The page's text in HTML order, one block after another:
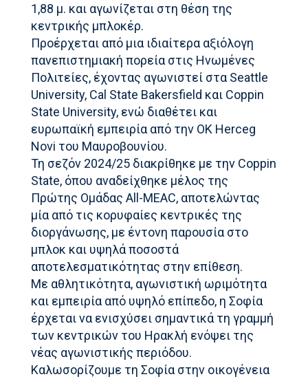
1,88 μ. και αγωνίζεται στη θέση της
κεντρικής μπλοκέρ.
Προέρχεται από μια ιδιαίτερα αξιόλογη
πανεπιστημιακή πορεία στις Ηνωμένες
Πολιτείες, έχοντας αγωνιστεί στα Seattle
University, Cal State Bakersfield και Coppin
State University, ενώ διαθέτει και
ευρωπαϊκή εμπειρία από την OK Herceg
Novi του Μαυροβουνίου.
Τη σεζόν 2024/25 διακρίθηκε με την Coppin
State, όπου αναδείχθηκε μέλος της
Πρώτης Ομάδας All-MEAC, αποτελώντας
μία από τις κορυφαίες κεντρικές της
διοργάνωσης, με έντονη παρουσία στο
μπλοκ και υψηλά ποσοστά
αποτελεσματικότητας στην επίθεση.
Με αθλητικότητα, αγωνιστική ωριμότητα
και εμπειρία από υψηλό επίπεδο, η Σοφία
έρχεται να ενισχύσει σημαντικά τη γραμμή
των κεντρικών του Ηρακλή ενόψει της
νέας αγωνιστικής περιόδου.
Καλωσορίζουμε τη Σοφία στην οικογένεια